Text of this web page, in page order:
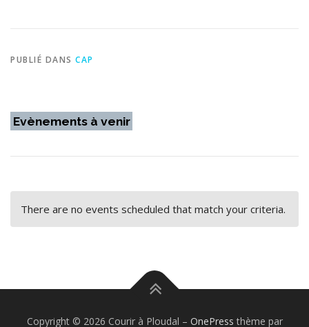
PUBLIÉ DANS CAP
Evènements à venir
There are no events scheduled that match your criteria.
Copyright © 2026 Courir à Ploudal – OnePress thème par